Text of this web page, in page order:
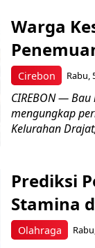
Cirebon
Warga
Rabu,
CIREBON —
mengungkap
Kelurahan
Olahraga
Prediksi
Stamina